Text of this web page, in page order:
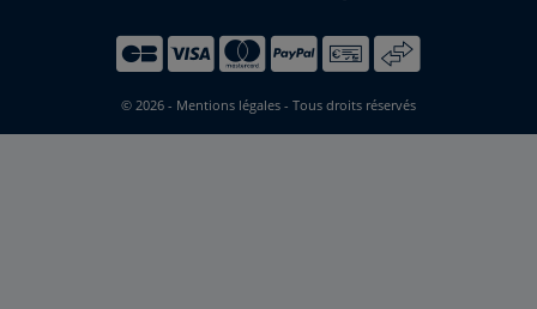
© 2026 - Mentions légales - Tous droits réservés